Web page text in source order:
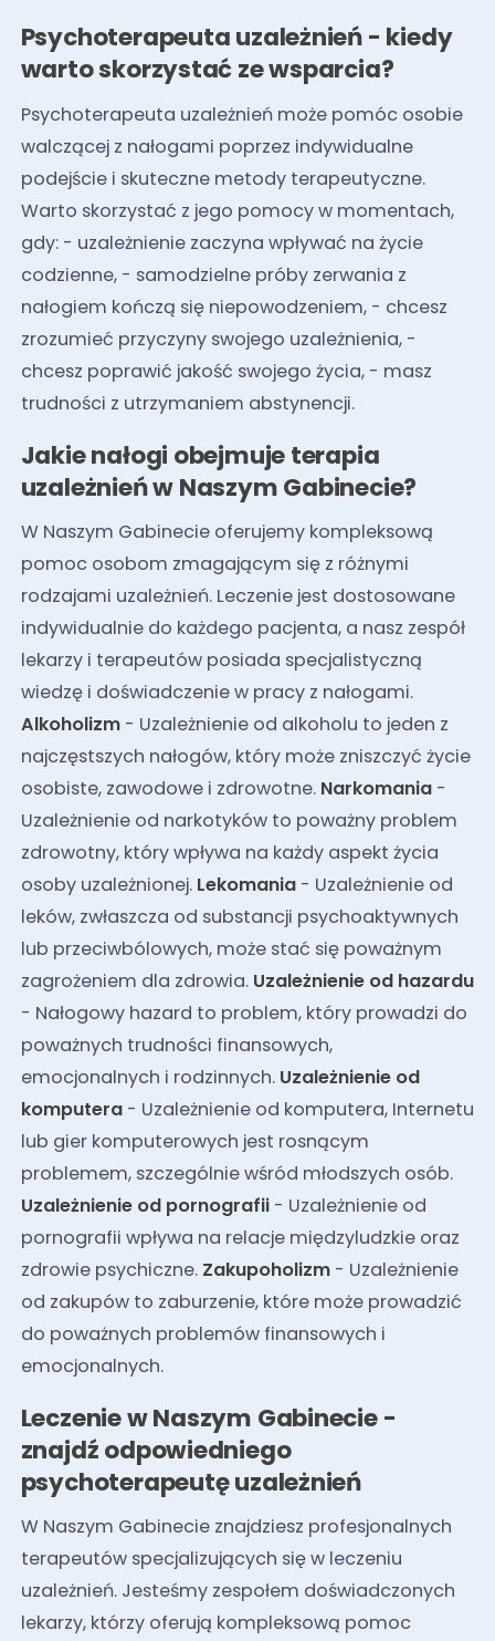
Psychoterapeuta uzależnień - kiedy
warto skorzystać ze wsparcia?
Psychoterapeuta uzależnień może pomóc osobie
walczącej z nałogami poprzez indywidualne
podejście i skuteczne metody terapeutyczne.
Warto skorzystać z jego pomocy w momentach,
gdy: - uzależnienie zaczyna wpływać na życie
codzienne, - samodzielne próby zerwania z
nałogiem kończą się niepowodzeniem, - chcesz
zrozumieć przyczyny swojego uzależnienia, -
chcesz poprawić jakość swojego życia, - masz
trudności z utrzymaniem abstynencji.
Jakie nałogi obejmuje terapia
uzależnień w Naszym Gabinecie?
W Naszym Gabinecie oferujemy kompleksową
pomoc osobom zmagającym się z różnymi
rodzajami uzależnień. Leczenie jest dostosowane
indywidualnie do każdego pacjenta, a nasz zespół
lekarzy i terapeutów posiada specjalistyczną
wiedzę i doświadczenie w pracy z nałogami.
Alkoholizm- Uzależnienie od alkoholu to jeden z
najczęstszych nałogów, który może zniszczyć życie
osobiste, zawodowe i zdrowotne. Narkomania-
Uzależnienie od narkotyków to poważny problem
zdrowotny, który wpływa na każdy aspekt życia
osoby uzależnionej. Lekomania- Uzależnienie od
leków, zwłaszcza od substancji psychoaktywnych
lub przeciwbólowych, może stać się poważnym
zagrożeniem dla zdrowia. Uzależnienie od hazardu
- Nałogowy hazard to problem, który prowadzi do
poważnych trudności finansowych,
emocjonalnych i rodzinnych. Uzależnienie od
komputera- Uzależnienie od komputera, Internetu
lub gier komputerowych jest rosnącym
problemem, szczególnie wśród młodszych osób.
Uzależnienie od pornografii- Uzależnienie od
pornografii wpływa na relacje międzyludzkie oraz
zdrowie psychiczne. Zakupoholizm- Uzależnienie
od zakupów to zaburzenie, które może prowadzić
do poważnych problemów finansowych i
emocjonalnych.
Leczenie w Naszym Gabinecie -
znajdź odpowiedniego
psychoterapeutę uzależnień
W Naszym Gabinecie znajdziesz profesjonalnych
terapeutów specjalizujących się w leczeniu
uzależnień. Jesteśmy zespołem doświadczonych
lekarzy, którzy oferują kompleksową pomoc